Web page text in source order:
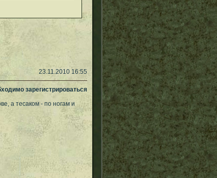
23.11.2010 16:55
зарегистрироваться
а тесаком - по ногам и